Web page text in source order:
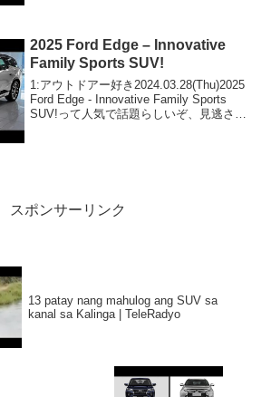
2025 Ford Edge – Innovative
Family Sports SUV!
1:アウトドアー好き2024.03.28(Thu)2025
Ford Edge - Innovative Family Sports
SUV!って人気で話題らしいぞ、見逃さな
スポンサーリンク
13 patay nang mahulog ang SUV sa
kanal sa Kalinga | TeleRadyo